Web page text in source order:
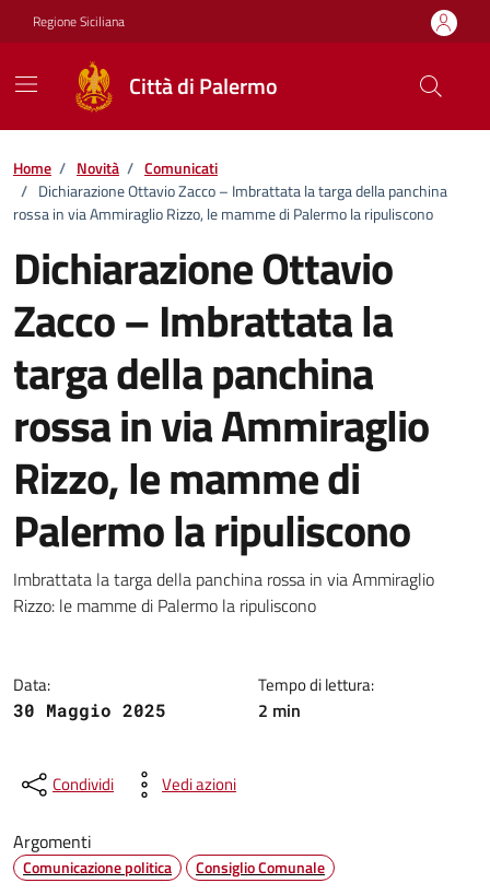
Vai ai contenuti
Vai al footer
Regione Siciliana
Città di Palermo
Home / Novità / Comunicati
/ Dichiarazione Ottavio Zacco – Imbrattata la targa della panchina
rossa in via Ammiraglio Rizzo, le mamme di Palermo la ripuliscono
Dichiarazione Ottavio
Zacco – Imbrattata la
targa della panchina
rossa in via Ammiraglio
Rizzo, le mamme di
Palermo la ripuliscono
Dettagli della notizia
Imbrattata la targa della panchina rossa in via Ammiraglio
Rizzo: le mamme di Palermo la ripuliscono
Data:
30 Maggio 2025
Tempo di lettura:
2 min
Condividi Vedi azioni
Argomenti
Comunicazione politica Consiglio Comunale